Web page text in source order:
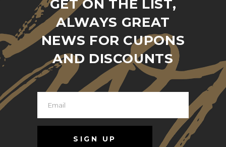
GET ON THE LIST,
ALWAYS GREAT
NEWS FOR CUPONS
AND DISCOUNTS